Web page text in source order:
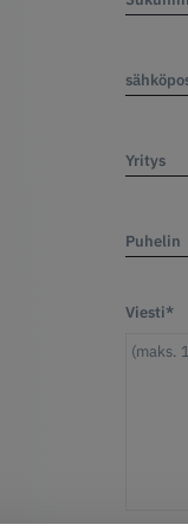
Yritys
Puhelin
Viesti*